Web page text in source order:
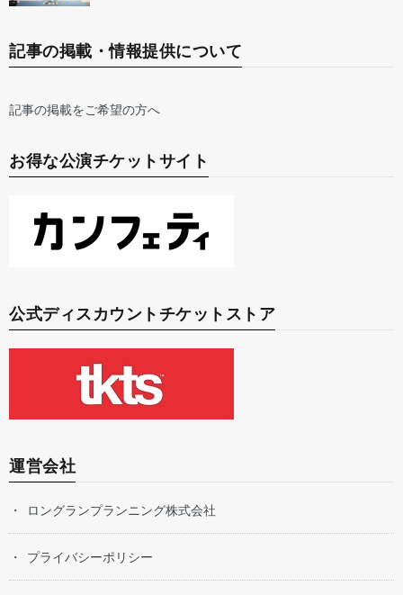
記事の掲載・情報提供について
記事の掲載をご希望の方へ
お得な公演チケットサイト
公式ディスカウントチケットストア
運営会社
ロングランプランニング株式会社
プライバシーポリシー